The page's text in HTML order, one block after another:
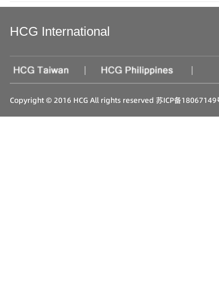
HCG International
| |
Copyright © 2016 HCG All rights reserved 苏ICP备